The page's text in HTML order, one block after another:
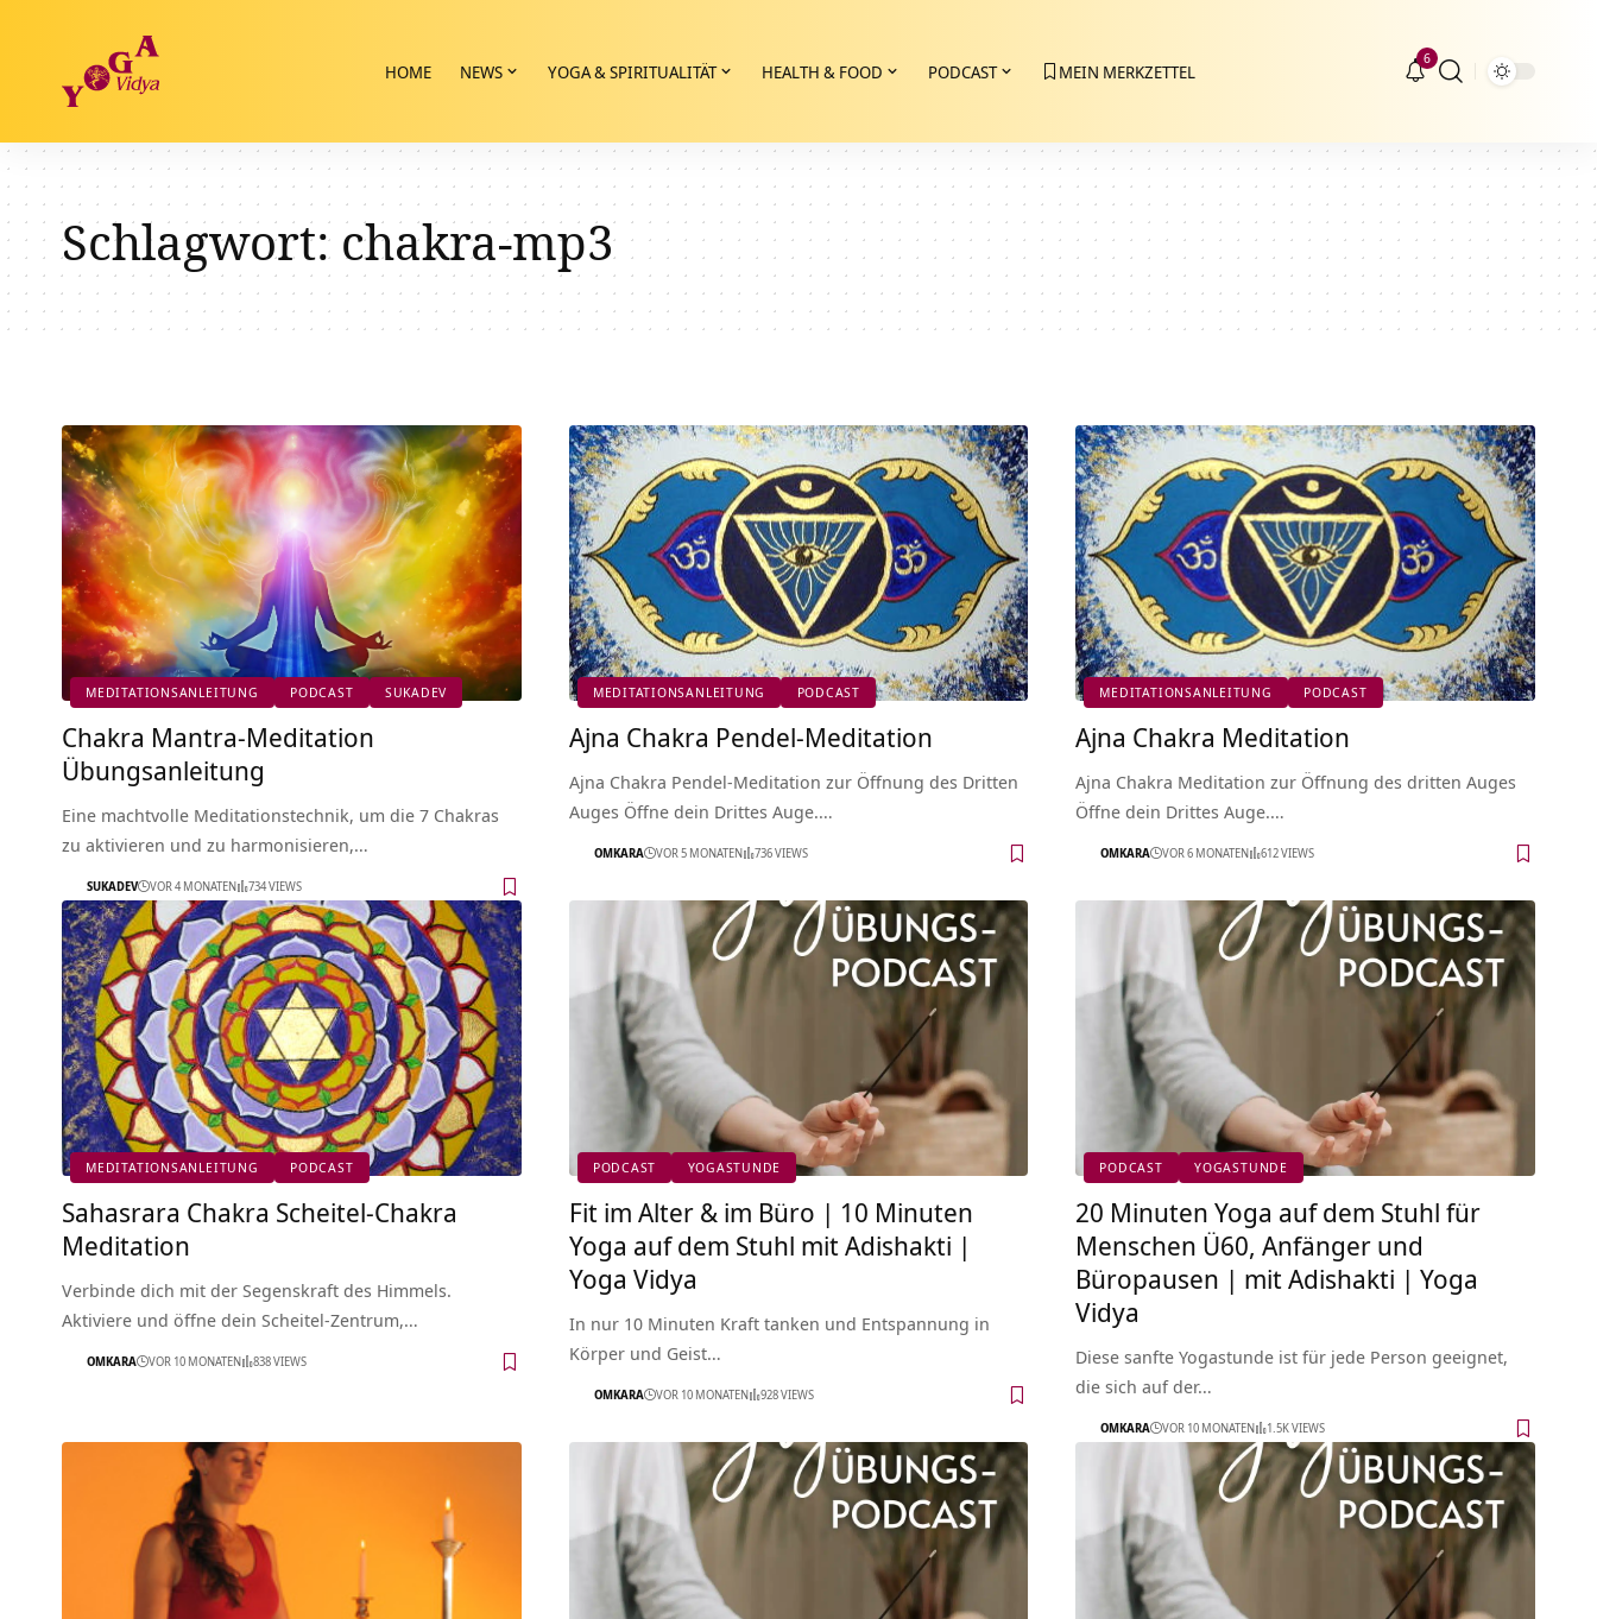
HOME NEWS YOGA & SPIRITUALITÄT HEALTH & FOOD PODCAST MEIN MERKZETTEL
6
Schlagwort: chakra-mp3
MEDITATIONSANLEITUNG PODCAST SUKADEV
Chakra Mantra-Meditation
Übungsanleitung
Eine machtvolle Meditationstechnik, um die 7 Chakras
zu aktivieren und zu harmonisieren,…
SUKADEV VOR 4 MONATEN 734 VIEWS
MEDITATIONSANLEITUNG PODCAST
Ajna Chakra Pendel-Meditation
Ajna Chakra Pendel-Meditation zur Öffnung des Dritten
Auges Öffne dein Drittes Auge.…
OMKARA VOR 5 MONATEN 736 VIEWS
MEDITATIONSANLEITUNG PODCAST
Ajna Chakra Meditation
Ajna Chakra Meditation zur Öffnung des dritten Auges
Öffne dein Drittes Auge.…
OMKARA VOR 6 MONATEN 612 VIEWS
MEDITATIONSANLEITUNG PODCAST
Sahasrara Chakra Scheitel-Chakra
Meditation
Verbinde dich mit der Segenskraft des Himmels.
Aktiviere und öffne dein Scheitel-Zentrum,…
OMKARA VOR 10 MONATEN 838 VIEWS
PODCAST YOGASTUNDE
Fit im Alter & im Büro | 10 Minuten
Yoga auf dem Stuhl mit Adishakti |
Yoga Vidya
In nur 10 Minuten Kraft tanken und Entspannung in
Körper und Geist…
OMKARA VOR 10 MONATEN 928 VIEWS
PODCAST YOGASTUNDE
20 Minuten Yoga auf dem Stuhl für
Menschen Ü60, Anfänger und
Büropausen | mit Adishakti | Yoga
Vidya
Diese sanfte Yogastunde ist für jede Person geeignet,
die sich auf der…
OMKARA VOR 10 MONATEN 1.5K VIEWS